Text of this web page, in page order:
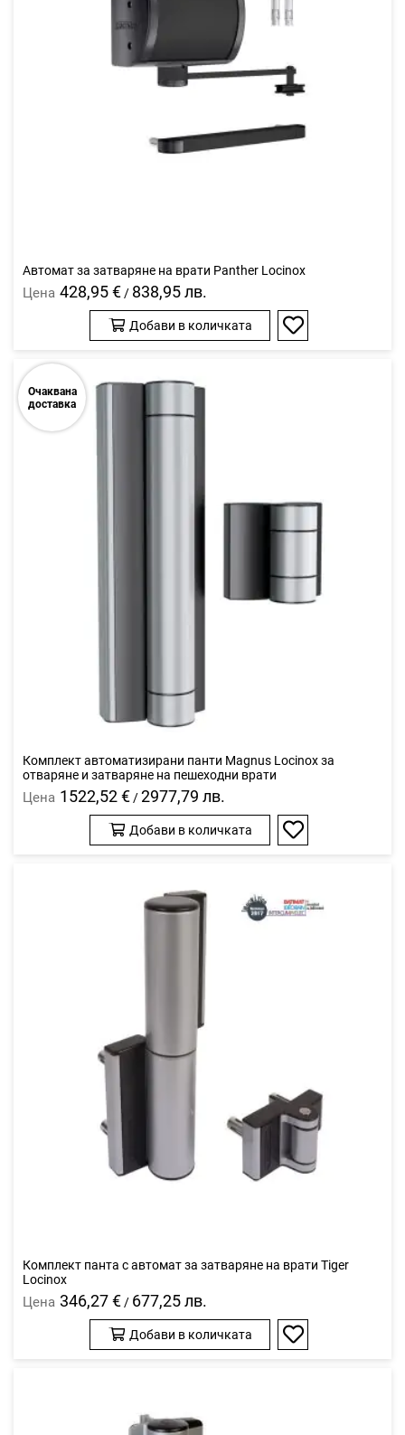
Автомат за затваряне на врати Panther Locinox
Цена 428,95 € / 838,95 лв.
Добави в количката
Добави
Очаквана
доставка
Комплект автоматизирани панти Magnus Locinox за
отваряне и затваряне на пешеходни врати
Цена 1522,52 € /2977,79 лв.
Добави в количката
Добави
Комплект панта с автомат за затваряне на врати Tiger
Locinox
Цена 346,27 € / 677,25 лв.
Добави в количката
Добави